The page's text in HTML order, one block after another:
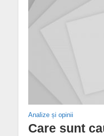
Analize și opinii
Care sunt